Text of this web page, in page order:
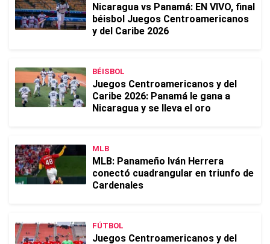
Nicaragua vs Panamá: EN VIVO, final
béisbol Juegos Centroamericanos
y del Caribe 2026
BÉISBOL
Juegos Centroamericanos y del
Caribe 2026: Panamá le gana a
Nicaragua y se lleva el oro
MLB
MLB: Panameño Iván Herrera
conectó cuadrangular en triunfo de
Cardenales
FÚTBOL
Juegos Centroamericanos y del